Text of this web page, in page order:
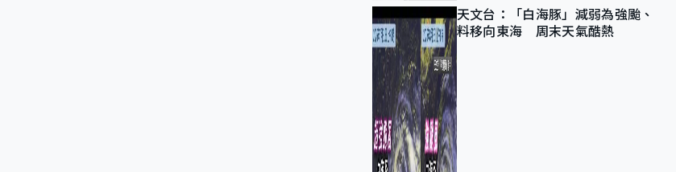
天文台：「白海豚」減弱為強颱、
料移向東海 周末天氣酷熱